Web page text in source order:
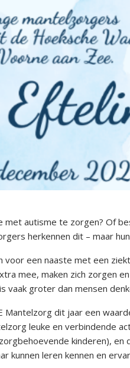
autisme te zorgen? Of
herkennen dit – maar
een naaste met een
mee, maken zich zorgen
vaak groter dan mensen
dit jaar een
leuke en verbindende
kinderen), en
leren kennen en